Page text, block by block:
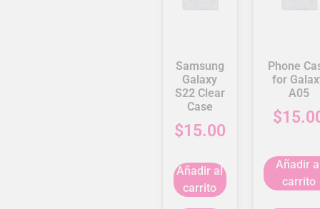
Samsung
Galaxy
S22 Clear
Case
$15.00
Añadir al
carrito
Phone
for
A05
$
Añadir
carrito